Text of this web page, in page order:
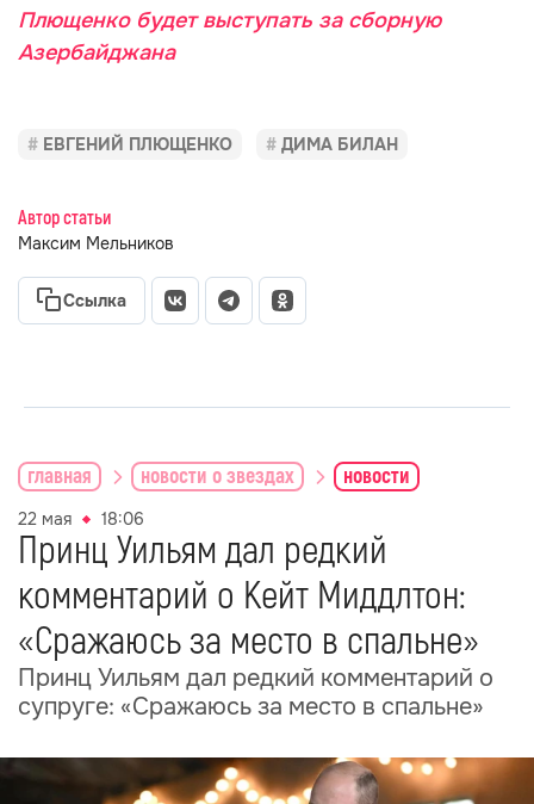
Плющенко будет выступать за сборную
Азербайджана
ЕВГЕНИЙ ПЛЮЩЕНКО ДИМА БИЛАН
Автор статьи
Максим Мельников
Ссылка
главная новости о звездах новости
22 мая 18:06
Принц Уильям дал редкий
комментарий о Кейт Миддлтон:
«Сражаюсь за место в спальне»
Принц Уильям дал редкий комментарий о
супруге: «Сражаюсь за место в спальне»